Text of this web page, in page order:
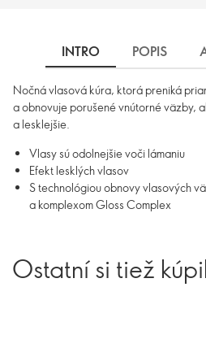
INTRO POPIS
Nočná vlasová kúra, ktorá preniká
a obnovuje porušené vnútorné väzby,
a lesklejšie.
Vlasy sú odolnejšie voči lámaniu
Efekt lesklých vlasov
S technológiou obnovy vlasových
a komplexom Gloss Complex
Ostatní si tiež